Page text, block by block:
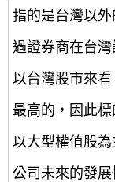
指的是台灣以
過證券商在台灣
以台灣股市來
最高的，因此
以大型權值股
公司未來的發